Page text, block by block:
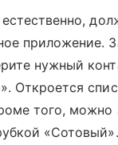
приложение.
нужный
Откроется
того, можно
«Сотовый».